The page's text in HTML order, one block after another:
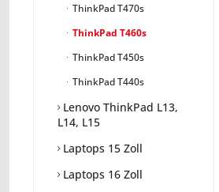
ThinkPad T470s
ThinkPad T460s
ThinkPad T450s
ThinkPad T440s
Lenovo ThinkPad L13,
L14, L15
Laptops 15 Zoll
Laptops 16 Zoll